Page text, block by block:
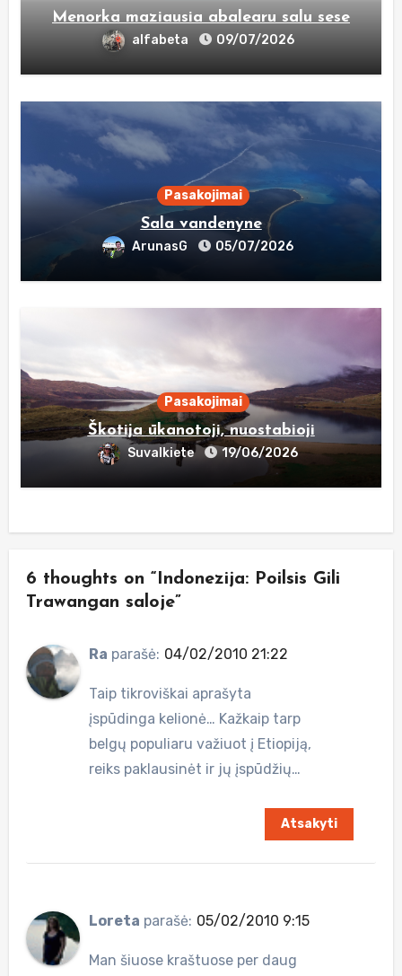
Menorka maziausia abalearu salu sese
alfabeta 09/07/2026
Pasakojimai
Sala vandenyne
ArunasG 05/07/2026
Pasakojimai
Škotija ūkanotoji, nuostabioji
Suvalkiete 19/06/2026
6 thoughts on “Indonezija: Poilsis Gili
Trawangan saloje”
Ra parašė: 04/02/2010 21:22
Taip tikroviškai aprašyta
įspūdinga kelionė… Kažkaip tarp
belgų populiaru važiuot į Etiopiją,
reiks paklausinėt ir jų įspūdžių…
Atsakyti
Loreta parašė: 05/02/2010 9:15
Man šiuose kraštuose per daug